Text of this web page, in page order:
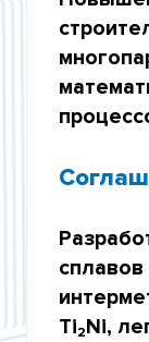
УЧАСТИЕ В
НАУЧНОГО
УЧАСТИЕ В
ГОДЫ
УЧАСТИЕ В
ИТОГИ
Ti₂Ni,